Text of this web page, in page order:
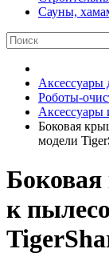
Сауны,
Аксессуары
Роботы-
Аксессуары
Боковая
модели
к